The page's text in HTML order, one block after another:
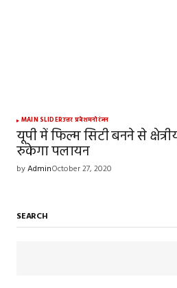
MAIN SLIDERउत्तर प्रदेशमनोरंजन
यूपी में फिल्म सिटी बनने से
रुकेगा पलायन
byAdminOctober 27, 2020
SEARCH